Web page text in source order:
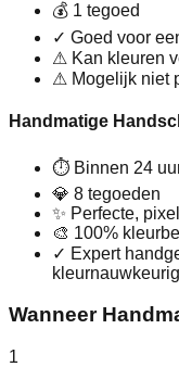
💰 1 tegoed
✓ Goed voor
⚠ Kan kleuren
⚠ Mogelijk niet
Handmatige
⏱ Binnen 24
💎 8 tegoeden
✨ Perfecte,
🎨 100%
✓ Expert
Wanneer
1